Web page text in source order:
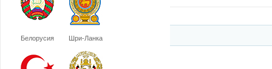
Белорусия Шри-Ланка